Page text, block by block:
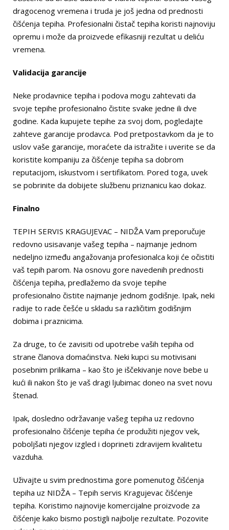
dragocenog vremena i truda je još jedna od prednosti
čišćenja tepiha. Profesionalni čistač tepiha koristi najnoviju
opremu i može da proizvede efikasniji rezultat u deliću
vremena.
Validacija garancije
Neke prodavnice tepiha i podova mogu zahtevati da
svoje tepihe profesionalno čistite svake jedne ili dve
godine. Kada kupujete tepihe za svoj dom, pogledajte
zahteve garancije prodavca. Pod pretpostavkom da je to
uslov vaše garancije, moraćete da istražite i uverite se da
koristite kompaniju za čišćenje tepiha sa dobrom
reputacijom, iskustvom i sertifikatom. Pored toga, uvek
se pobrinite da dobijete službenu priznanicu kao dokaz.
Finalno
TEPIH SERVIS KRAGUJEVAC – NIDŽA Vam preporučuje
redovno usisavanje vašeg tepiha – najmanje jednom
nedeljno između angažovanja profesionalca koji će očistiti
vaš tepih parom. Na osnovu gore navedenih prednosti
čišćenja tepiha, predlažemo da svoje tepihe
profesionalno čistite najmanje jednom godišnje. Ipak, neki
radije to rade češće u skladu sa različitim godišnjim
dobima i praznicima.
Za druge, to će zavisiti od upotrebe vaših tepiha od
strane članova domaćinstva. Neki kupci su motivisani
posebnim prilikama – kao što je iščekivanje nove bebe u
kući ili nakon što je vaš dragi ljubimac doneo na svet novu
štenad.
Ipak, dosledno održavanje vašeg tepiha uz redovno
profesionalno čišćenje tepiha će produžiti njegov vek,
poboljšati njegov izgled i doprineti zdravijem kvalitetu
vazduha.
Uživajte u svim prednostima gore pomenutog čišćenja
tepiha uz NIDŽA – Tepih servis Kragujevac čišćenje
tepiha. Koristimo najnovije komercijalne proizvode za
čišćenje kako bismo postigli najbolje rezultate. Pozovite